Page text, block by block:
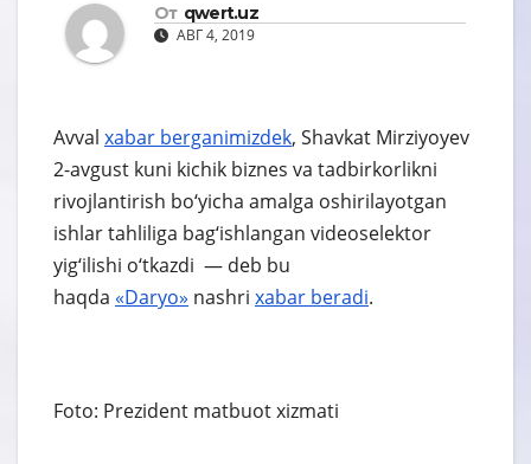
От qwert.uz
АВГ 4, 2019
Avval xabar berganimizdek, Shavkat Mirziyoyev
2-avgust kuni kichik biznes va tadbirkorlikni
rivojlantirish bo‘yicha amalga oshirilayotgan
ishlar tahliliga bag‘ishlangan videoselektor
yig‘ilishi o‘tkazdi — deb bu
haqda «Daryo» nashri xabar beradi.
Foto: Prezident matbuot xizmati